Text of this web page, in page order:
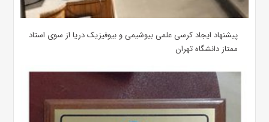
پیشنهاد ایجاد کرسی علمی بیوشیمی و بیوفیزیک دریا از سوی استاد
ممتاز دانشگاه تهران